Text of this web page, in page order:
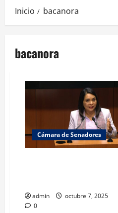
Inicio bacanora
bacanora
Cámara de Senadores
admin
octubre 7, 2025
0